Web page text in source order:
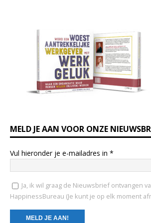
MELD JE AAN VOOR ONZE
Vul hieronder je e-mailadres in *
Ja, ik wil graag de Nieuwsbrief ontvangen
HappinessBureau (Je kunt je op elk moment